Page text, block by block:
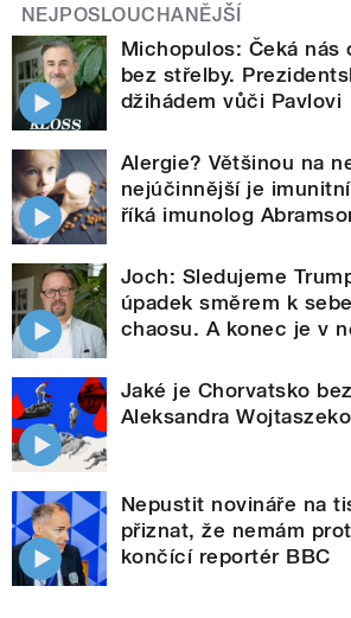
NEJPOSLOUCHANĚJŠÍ
Michopulos: Čeká nás
bez střelby.
džihádem vůči Pavlovi
Alergie? Většinou na
nejúčinnější je
říká imunolog
Joch: Sledujeme
úpadek směrem k
chaosu. A konec je v
Jaké je Chorvatsko
Aleksandra
Nepustit novináře na
přiznat, že nemám
končící reportér BBC